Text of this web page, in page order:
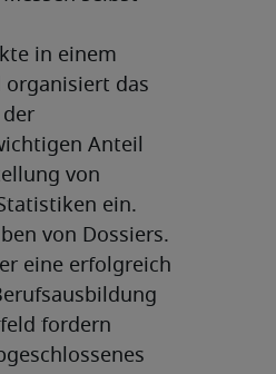
in einem
organisiert das
Anteil
von
ein.
von Dossiers.
eine erfolgreich
fordern